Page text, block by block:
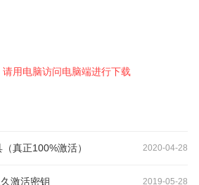
用电脑访问电脑端进行下载
真正100%激活） 2020-04-28
激活密钥 2019-05-28